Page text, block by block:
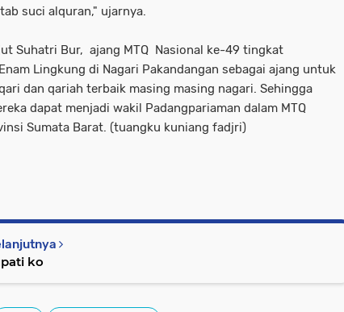
suci alquran," ujarnya.
Suhatri Bur, ajang MTQ Nasional ke-49 tingkat
Lingkung di Nagari Pakandangan sebagai ajang untuk
dan qariah terbaik masing masing nagari. Sehingga
dapat menjadi wakil Padangpariaman dalam MTQ
Sumata Barat. (tuangku kuniang fadjri)
ko